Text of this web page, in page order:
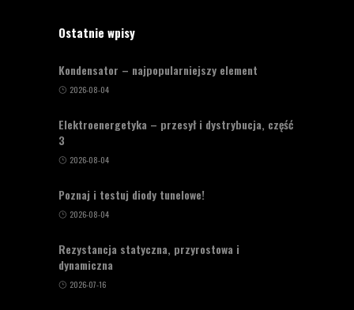
Ostatnie wpisy
Kondensator – najpopularniejszy element
2026-08-04
Elektroenergetyka – przesył i dystrybucja, część
3
2026-08-04
Poznaj i testuj diody tunelowe!
2026-08-04
Rezystancja statyczna, przyrostowa i
dynamiczna
2026-07-16